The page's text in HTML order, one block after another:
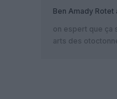
Ben Amady Rotet
on espert que ça
arts des